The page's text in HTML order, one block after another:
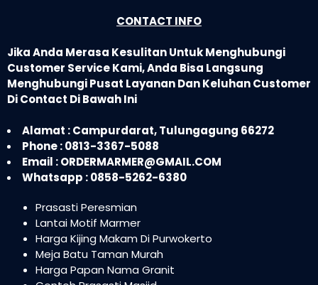
CONTACT INFO
Jika Anda Merasa Kesulitan Untuk Menghubungi
Customer Service Kami, Anda Bisa Langsung
Menghubungi Pusat Layanan Dan Keluhan Customer
Di Contact Di Bawah Ini
Alamat : Campurdarat, Tulungagung 66272
Phone : 0813-3367-5088
Email : ORDERMARMER@GMAIL.COM
Whatsapp : 0858-5262-6380
Prasasti Peresmian
Lantai Motif Marmer
Harga Kijing Makam Di Purwokerto
Meja Batu Taman Murah
Harga Papan Nama Granit